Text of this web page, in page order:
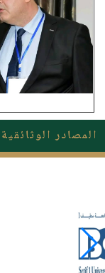
المصادر الوثائقية